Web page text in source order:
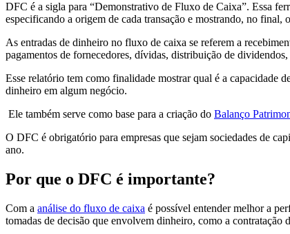
DFC é a sigla para “Demonstrativo de Fluxo de Caixa”. Essa
especificando a origem de cada transação e mostrando, no final,
As entradas de dinheiro no fluxo de caixa se referem a
pagamentos de fornecedores, dívidas, distribuição de dividendos,
Esse relatório tem como finalidade mostrar qual é a capacidade
dinheiro em algum negócio.
Ele também serve como base para a criação do Balanço
O DFC é obrigatório para empresas que sejam sociedades de
ano.
Por que o DFC é importante?
Com a análise do fluxo de caixa é possível entender melhor a
tomadas de decisão que envolvem dinheiro, como a contratação